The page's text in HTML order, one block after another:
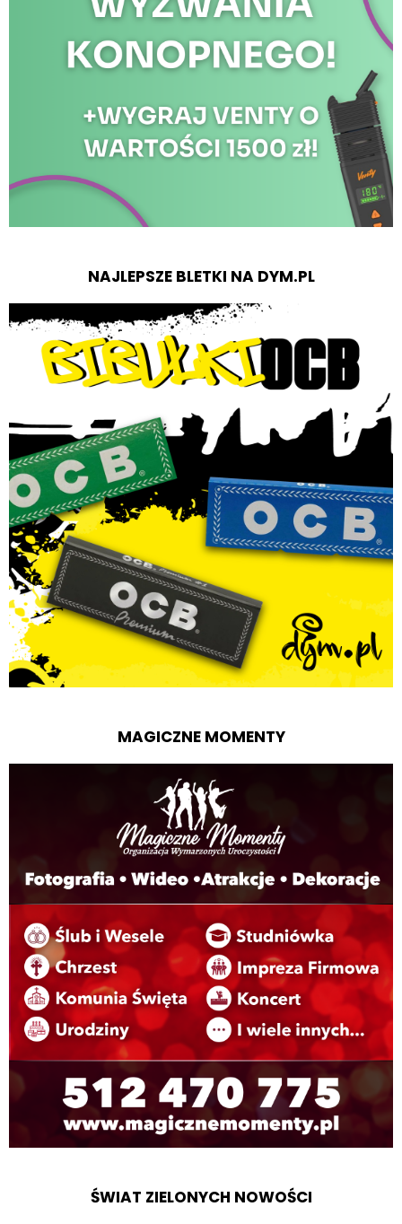
NAJLEPSZE BLETKI NA DYM.PL
MAGICZNE MOMENTY
ŚWIAT ZIELONYCH NOWOŚCI